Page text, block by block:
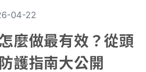
防摔褲內建護膝、採用耐磨材
提供關鍵保護。這與一般牛仔褲
性的差異。在台灣這個機車密度
路狀況複雜、天氣多變。突然下
緊急煞車、車流密集，都讓騎士
04-22
麼做最有效？從頭
護指南大公開